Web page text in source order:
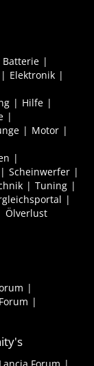
Batterie
Elektronik
Hilfe
Motor
Scheinwerfer
Tuning
Ölverlust